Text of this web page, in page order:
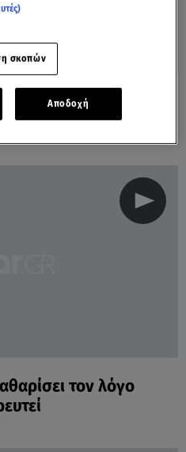
της στις
τον λόγο
σκοπών
Αποδοχή